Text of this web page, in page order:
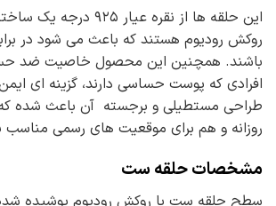
این حلقه ها از نقره عیار
روکش رودیوم هستند که باعث می شود در
باشند. همچنین این محصول خاصیت ضد
افرادی که پوست حساسی دارند، گزینه ای
طراحی مستطیلی و برجسته آن باعث شده که
روزانه و هم برای موقعیت های رسمی مناسب
مشخصات حلقه ست
سطح حلقه ست با روکش رودیوم پوشیده